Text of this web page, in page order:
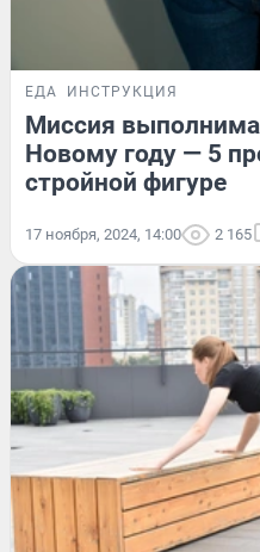
ЕДА ИНСТРУКЦИЯ
Миссия
Новому году — 5
стройной фигуре
17 ноября, 2024, 14:00 2 165